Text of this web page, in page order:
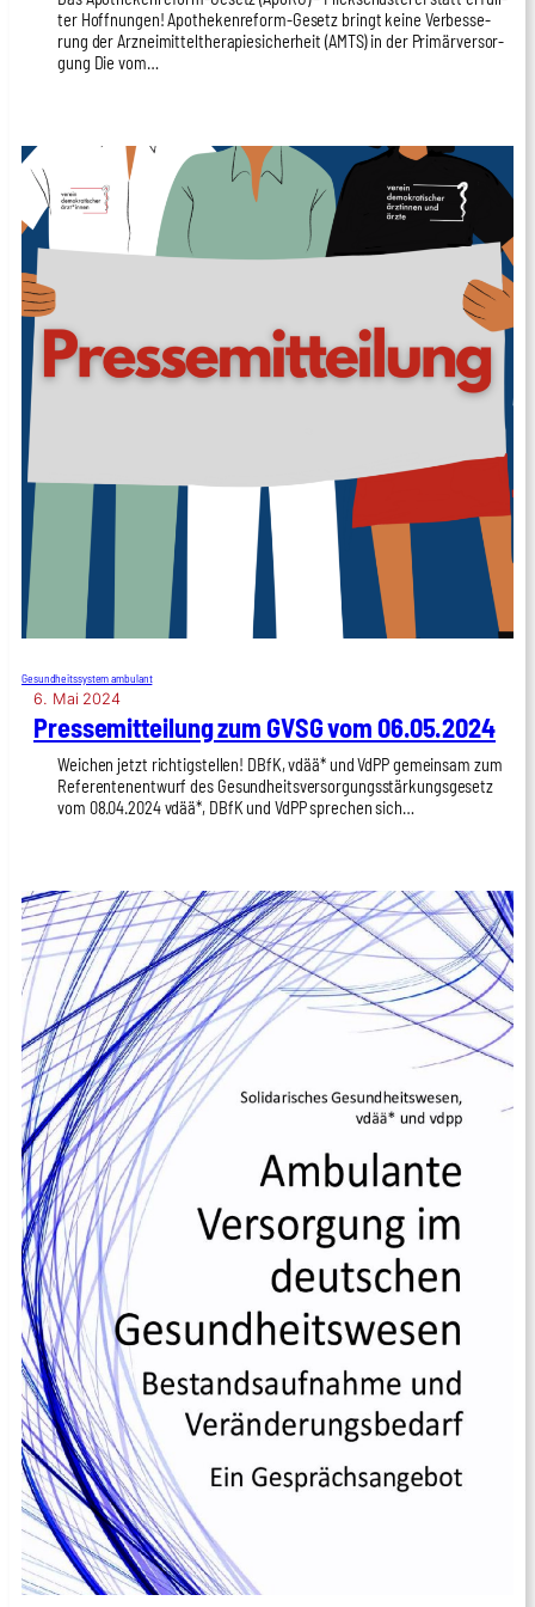
ter Hoff­nun­gen! Apo­the­ken­re­form-Gesetz bringt kei­ne Ver­bes­se­
rung der Arz­nei­mit­tel­the­ra­pie­si­cher­heit (AMTS) in der Pri­mär­ver­sor­
gung Die vom…
Gesundheitssystem ambulant
6. Mai 2024
Pres­se­mit­tei­lung zum GVSG vom 06.05.2024
Wei­chen jetzt rich­tig­stel­len! DBfK, vdää* und VdPP gemein­sam zum
Refe­ren­ten­ent­wurf des Gesund­heits­ver­sor­gungs­stär­kungs­ge­setz
vom 08.04.2024 vdää*, DBfK und VdPP spre­chen sich…